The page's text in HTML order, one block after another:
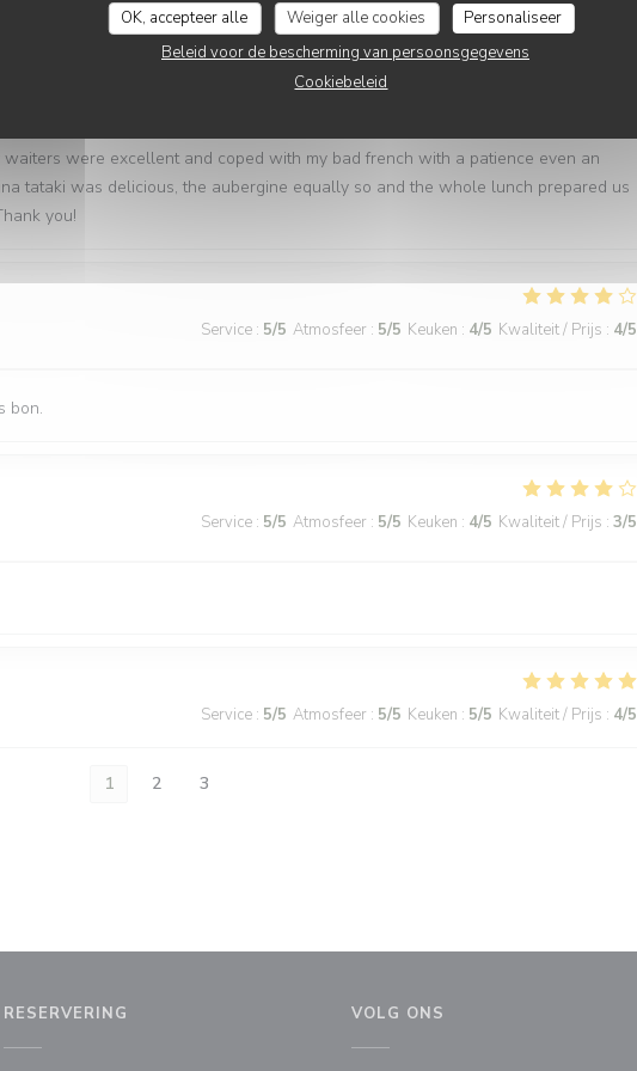
OK, accepteer alle Weiger alle cookies
Personaliseer
Beleid voor de bescherming van persoonsgegevens
Cookiebeleid
Atmosfeer: 5
were excellent and coped with my bad french with a patience even an
tataki was delicious, the aubergine equally so and the whole lunch prepared us
you!
Service : 5/5 Atmosfeer : 5/5 Keuken : 4/5 Kwaliteit / Prijs : 4/5
bon.
Service : 5/5 Atmosfeer : 5/5 Keuken : 4/5 Kwaliteit / Prijs : 3/5
Service : 5/5 Atmosfeer : 5/5 Keuken : 5/5 Kwaliteit / Prijs : 4/5
1 2 3
RESERVERING VOLG ONS